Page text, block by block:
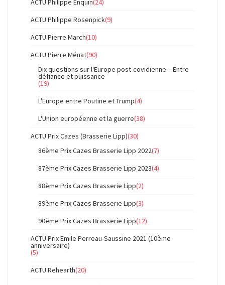
ACTU Philippe Enquin(24)
ACTU Philippe Rosenpick(9)
ACTU Pierre March(10)
ACTU Pierre Ménat(90)
Dix questions sur l'Europe post-covidienne – Entre
défiance et puissance
(19)
L'Europe entre Poutine et Trump(4)
L'Union européenne et la guerre(38)
ACTU Prix Cazes (Brasserie Lipp)(30)
86ème Prix Cazes Brasserie Lipp 2022(7)
87ème Prix Cazes Brasserie Lipp 2023(4)
88ème Prix Cazes Brasserie Lipp(2)
89ème Prix Cazes Brasserie Lipp(3)
90ème Prix Cazes Brasserie Lipp(12)
ACTU Prix Emile Perreau-Saussine 2021 (10ème
anniversaire)
(5)
ACTU Rehearth(20)